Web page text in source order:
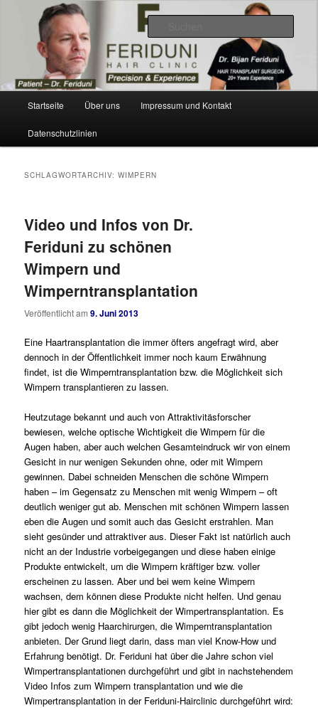
sekundären
Dr. Feriduni Haartransplantation –
Blog Schweiz
Videos, Resultate, Bilder
Startseite Über uns Impressum und Kontakt
Datenschutzlinien
SCHLAGWORTARCHIV:WIMPERN
Video und Infos von Dr.
Feriduni zu schönen
Wimpern und
Wimperntransplantation
Veröffentlicht am9. Juni 2013
Eine Haartransplantation die immer öfters angefragt wird, aber
dennoch in der Öffentlichkeit immer noch kaum Erwähnung
findet, ist die Wimperntransplantation bzw. die Möglichkeit sich
Wimpern transplantieren zu lassen.
Heutzutage bekannt und auch von Attraktivitäsforscher
bewiesen, welche optische Wichtigkeit die Wimpern für die
Augen haben, aber auch welchen Gesamteindruck wir von einem
Gesicht in nur wenigen Sekunden ohne, oder mit Wimpern
gewinnen. Dabei schneiden Menschen die schöne Wimpern
haben – im Gegensatz zu Menschen mit wenig Wimpern – oft
deutlich weniger gut ab. Menschen mit schönen Wimpern lassen
eben die Augen und somit auch das Gesicht erstrahlen. Man
sieht gesünder und attraktiver aus. Dieser Fakt ist natürlich auch
nicht an der Industrie vorbeigegangen und diese haben einige
Produkte entwickelt, um die Wimpern kräftiger bzw. voller
erscheinen zu lassen. Aber und bei wem keine Wimpern
wachsen, dem können diese Produkte nicht helfen. Und genau
hier gibt es dann die Möglichkeit der Wimpertransplantation. Es
gibt jedoch wenig Haarchirurgen, die Wimperntransplantation
anbieten. Der Grund liegt darin, dass man viel Know-How und
Erfahrung benötigt. Dr. Feriduni hat über die Jahre schon viel
Wimpertransplantationen durchgeführt und gibt in nachstehendem
Video Infos zum Wimpern transplantation und wie die
Wimpertransplantation in der Feriduni-Hairclinic durchgeführt wird: